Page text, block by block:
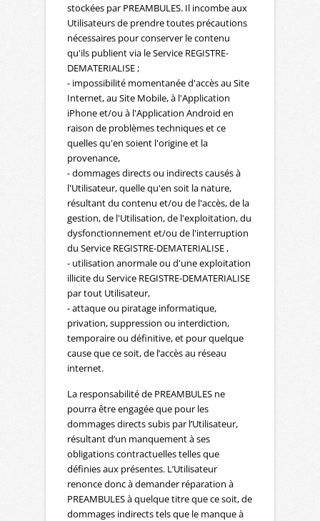
stockées par PREAMBULES. Il incombe aux
Utilisateurs de prendre toutes précautions
nécessaires pour conserver le contenu
qu'ils publient via le Service REGISTRE-
DEMATERIALISE ;
- impossibilité momentanée d'accès au Site
Internet, au Site Mobile, à l'Application
iPhone et/ou à l'Application Android en
raison de problèmes techniques et ce
quelles qu'en soient l'origine et la
provenance,
- dommages directs ou indirects causés à
l'Utilisateur, quelle qu'en soit la nature,
résultant du contenu et/ou de l'accès, de la
gestion, de l'Utilisation, de l'exploitation, du
dysfonctionnement et/ou de l'interruption
du Service REGISTRE-DEMATERIALISE ,
- utilisation anormale ou d'une exploitation
illicite du Service REGISTRE-DEMATERIALISE
par tout Utilisateur,
- attaque ou piratage informatique,
privation, suppression ou interdiction,
temporaire ou définitive, et pour quelque
cause que ce soit, de l’accès au réseau
internet.
La responsabilité de PREAMBULES ne
pourra être engagée que pour les
dommages directs subis par l’Utilisateur,
résultant d’un manquement à ses
obligations contractuelles telles que
définies aux présentes. L’Utilisateur
renonce donc à demander réparation à
PREAMBULES à quelque titre que ce soit, de
dommages indirects tels que le manque à